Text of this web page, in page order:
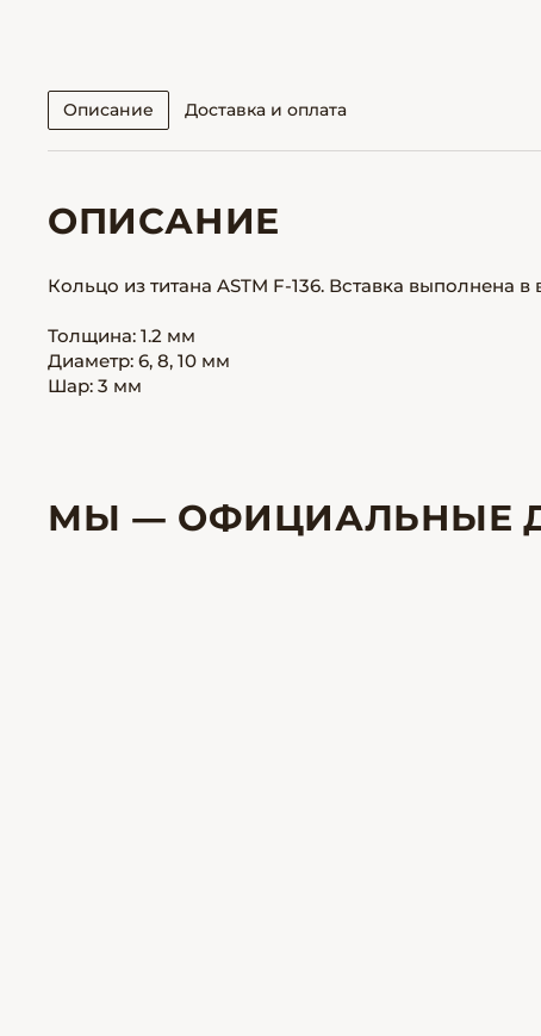
Описание Доставка и оплата
ОПИСАНИЕ
Кольцо из титана ASTM F-136. Вставка выполнена
Толщина: 1.2 мм
Диаметр: 6, 8, 10 мм
Шар: 3 мм
МЫ — ОФИЦИАЛЬНЫЕ